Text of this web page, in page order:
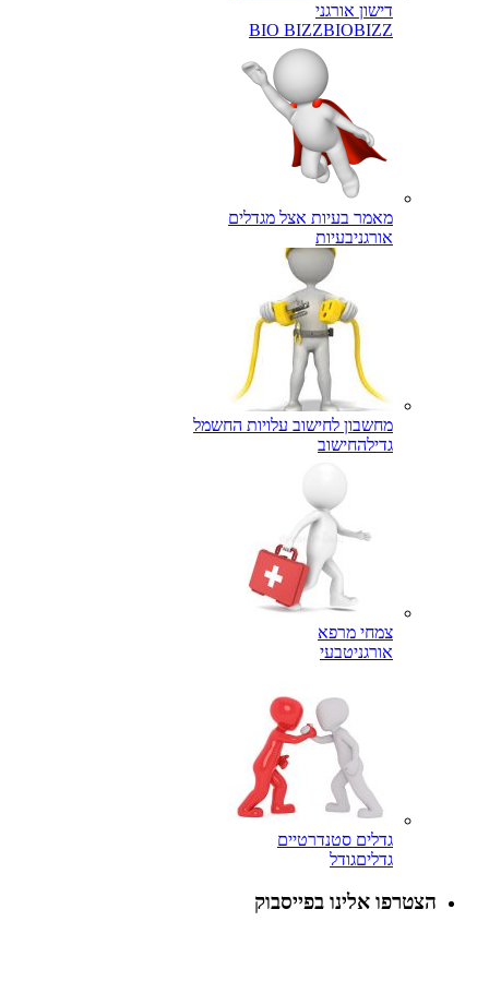
דישון אורגני
BIO BIZZBIOBIZZ
מאמר בעיות אצל מגדלים
אורגניבעיות
מחשבון לחישוב עלויות החשמל
גדילהחישוב
צמחי מרפא
אורגניטבעי
גדלים סטנדרטיים
גדליםגודל
הצטרפו אלינו בפייסבוק